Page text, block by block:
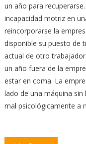
un año para
incapacidad motriz en
reincorporarse la
disponible su puesto de
actual de otro
un año fuera de la
estar en coma. La
lado de una máquina
mal psicológicamente a